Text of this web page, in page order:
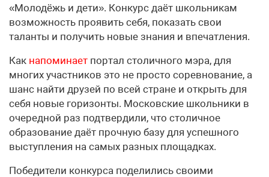
«Молодёжь и дети». Конкурс даёт школьникам
возможность проявить себя, показать свои
таланты и получить новые знания и впечатления.
Как напоминает портал столичного мэра, для
многих участников это не просто соревнование, а
шанс найти друзей по всей стране и открыть для
себя новые горизонты. Московские школьники в
очередной раз подтвердили, что столичное
образование даёт прочную базу для успешного
выступления на самых разных площадках.
Победители конкурса поделились своими